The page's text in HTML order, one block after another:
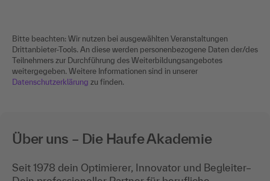
Bitte beachten: Wir nutzen bei ausgewählten Veranstaltungen
Drittanbieter-Tools. An diese werden personenbezogene Daten der/des
Teilnehmers zur Durchführung des Weiterbildungsangebotes
weitergegeben. Weitere Informationen sind in unserer
Datenschutzerklärung zu finden.
Über uns – Die Haufe Akademie
Seit 1978 dein Optimierer, Innovator und Begleiter–